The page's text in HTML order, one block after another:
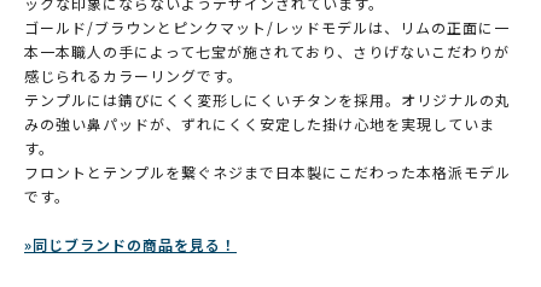
ゴールド/ブラウンとピンクマット/レッドモデルは、リムの正面に一
本一本職人の手によって七宝が施されており、さりげないこだわりが
感じられるカラーリングです。
テンプルには錆びにくく変形しにくいチタンを採用。オリジナルの丸
みの強い鼻パッドが、ずれにくく安定した掛け心地を実現していま
す。
フロントとテンプルを繋ぐネジまで日本製にこだわった本格派モデル
です。
»同じブランドの商品を見る！